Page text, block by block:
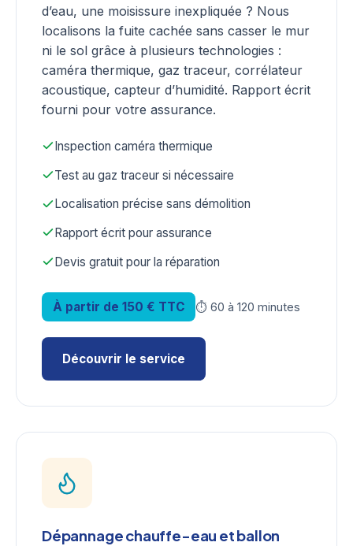
d’eau, une moisissure inexpliquée ? Nous
localisons la fuite cachée sans casser le mur
ni le sol grâce à plusieurs technologies :
caméra thermique, gaz traceur, corrélateur
acoustique, capteur d’humidité. Rapport écrit
fourni pour votre assurance.
Inspection caméra thermique
Test au gaz traceur si nécessaire
Localisation précise sans démolition
Rapport écrit pour assurance
Devis gratuit pour la réparation
À partir de 150 € TTC ⏱ 60 à 120 minutes
Découvrir le service
Dépannage chauffe-eau et ballon